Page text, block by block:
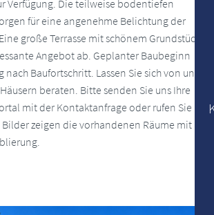
Verfügung. Die teilweise bodentiefen
für eine angenehme Belichtung der
große Terrasse mit schönem Grundstück
Angebot ab. Geplanter Baubeginn
Baufortschritt. Lassen Sie sich von uns
beraten. Bitte senden Sie uns Ihre
mit der Kontaktanfrage oder rufen Sie
Bilder zeigen die vorhandenen Räume mit